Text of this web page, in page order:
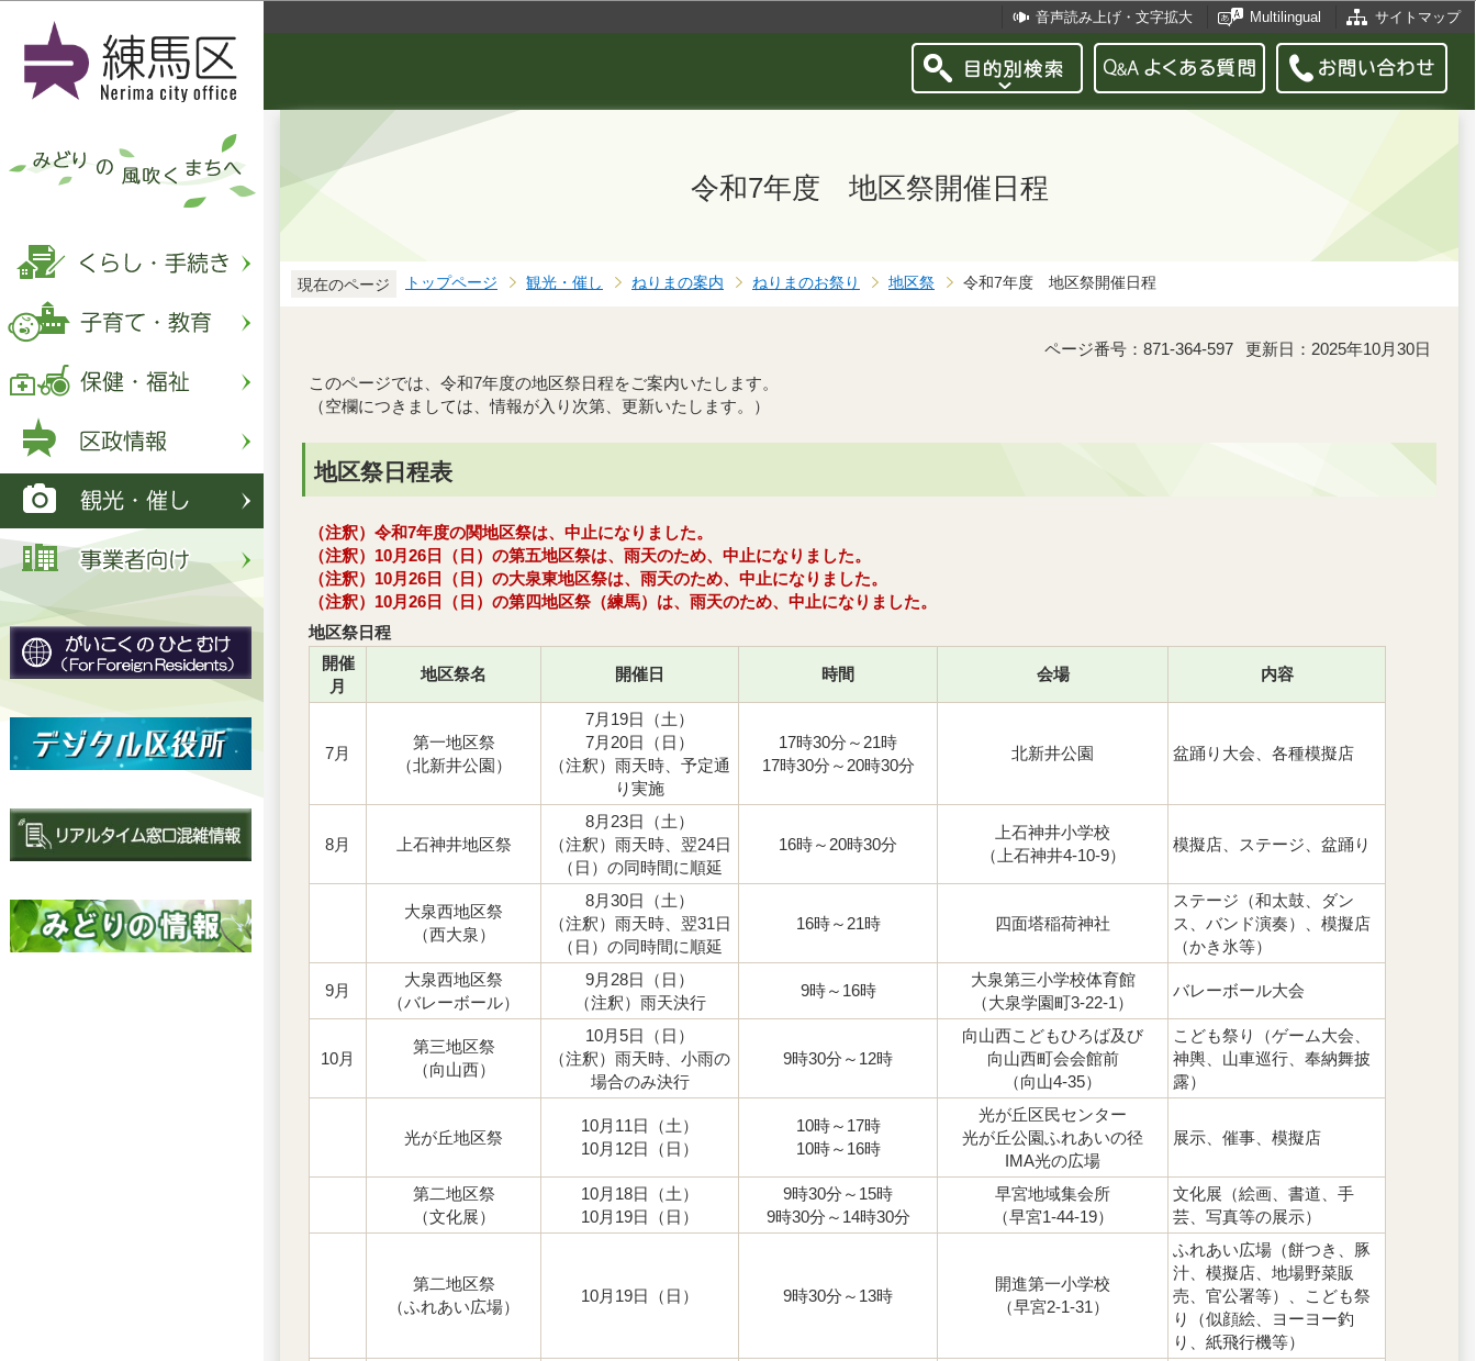
音声読み上げ・文字拡大 Multilingual サイトマップ
令和7年度 地区祭開催日程
現在のページ トップページ 観光・催し ねりまの案内 ねりまのお祭り 地区祭 令和7年度 地区祭開催日程
ページ番号：871-364-597
更新日：2025年10月30日
このページでは、令和7年度の地区祭日程をご案内いたします。
（空欄につきましては、情報が入り次第、更新いたします。）
地区祭日程表
（注釈）令和7年度の関地区祭は、中止になりました。
（注釈）10月26日（日）の第五地区祭は、雨天のため、中止になりました。
（注釈）10月26日（日）の大泉東地区祭は、雨天のため、中止になりました。
（注釈）10月26日（日）の第四地区祭（練馬）は、雨天のため、中止になりました。
地区祭日程
開催
月
地区祭名 開催日 時間 会場 内容
7月
第一地区祭
（北新井公園）
7月19日（土）
7月20日（日）
（注釈）雨天時、予定通
り実施
17時30分～21時
17時30分～20時30分
北新井公園 盆踊り大会、各種模擬店
8月 上石神井地区祭
8月23日（土）
（注釈）雨天時、翌24日
（日）の同時間に順延
16時～20時30分
上石神井小学校
（上石神井4-10-9）
模擬店、ステージ、盆踊り
大泉西地区祭
（西大泉）
8月30日（土）
（注釈）雨天時、翌31日
（日）の同時間に順延
16時～21時 四面塔稲荷神社
ステージ（和太鼓、ダン
ス、バンド演奏）、模擬店
（かき氷等）
9月
大泉西地区祭
（バレーボール）
9月28日（日）
（注釈）雨天決行
9時～16時
大泉第三小学校体育館
（大泉学園町3-22-1）
バレーボール大会
10月
第三地区祭
（向山西）
10月5日（日）
（注釈）雨天時、小雨の
場合のみ決行
9時30分～12時
向山西こどもひろば及び
向山西町会会館前
（向山4-35）
こども祭り（ゲーム大会、
神輿、山車巡行、奉納舞披
露）
光が丘地区祭
10月11日（土）
10月12日（日）
10時～17時
10時～16時
光が丘区民センター
光が丘公園ふれあいの径
IMA光の広場
展示、催事、模擬店
第二地区祭
（文化展）
10月18日（土）
10月19日（日）
9時30分～15時
9時30分～14時30分
早宮地域集会所
（早宮1-44-19）
文化展（絵画、書道、手
芸、写真等の展示）
第二地区祭
（ふれあい広場）
10月19日（日） 9時30分～13時
開進第一小学校
（早宮2-1-31）
ふれあい広場（餅つき、豚
汁、模擬店、地場野菜販
売、官公署等）、こども祭
り（似顔絵、ヨーヨー釣
り、紙飛行機等）